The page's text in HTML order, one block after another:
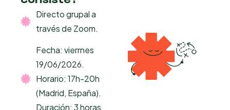
Directo grupal a
través de Zoom.
Fecha: vierrnes
19/06/2026.
Horario: 17h-20h
(Madrid, España).
Duración: 3 horas